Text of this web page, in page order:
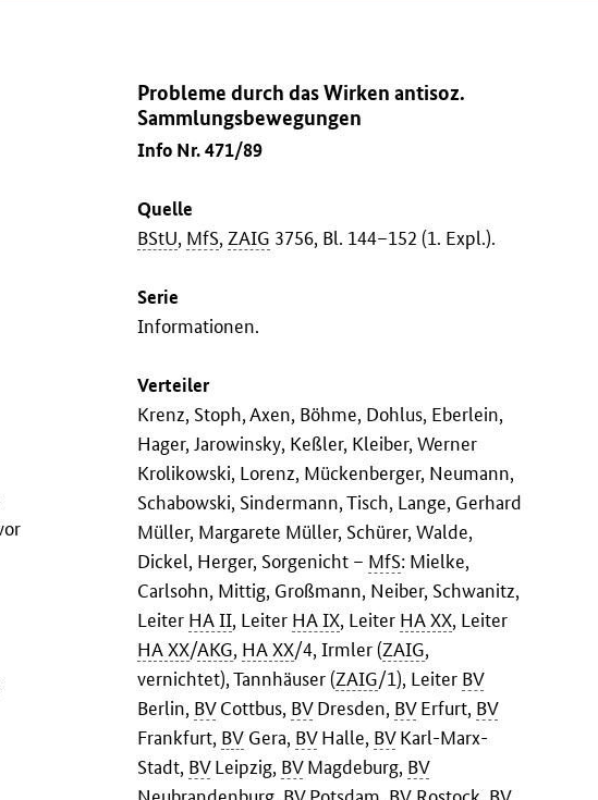
Probleme durch das Wirken antisoz.
Sammlungsbewegungen
Info Nr. 471/89
Quelle
BStU, MfS,ZAIG 3756, Bl. 144–152 (1. Expl.).
Serie
Informationen.
Verteiler
Krenz, Stoph, Axen, Böhme, Dohlus, Eberlein,
Hager, Jarowinsky, Keßler, Kleiber, Werner
Krolikowski, Lorenz, Mückenberger, Neumann,
Schabowski, Sindermann, Tisch, Lange, Gerhard
Müller, Margarete Müller, Schürer, Walde,
Dickel, Herger, Sorgenicht – MfS: Mielke,
Carlsohn, Mittig, Großmann, Neiber, Schwanitz,
Leiter HA II, Leiter HA IX, Leiter HA XX, Leiter
HA XX/AKG, HA XX/4, Irmler (ZAIG,
vernichtet), Tannhäuser (ZAIG/1), Leiter BV
Berlin, BVCottbus, BVDresden, BVErfurt, BV
Frankfurt, BV Gera, BVHalle, BVKarl-Marx-
Stadt, BVLeipzig, BVMagdeburg, BV